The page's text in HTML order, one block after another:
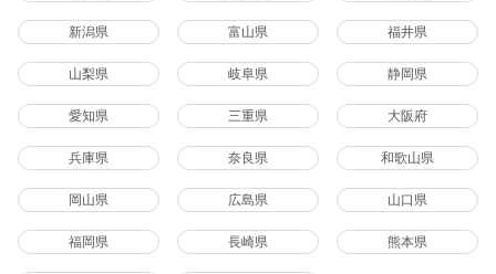
新潟県 富山県 福井県
山梨県 岐阜県 静岡県
愛知県 三重県 大阪府
兵庫県 奈良県 和歌山県
岡山県 広島県 山口県
福岡県 長崎県 熊本県